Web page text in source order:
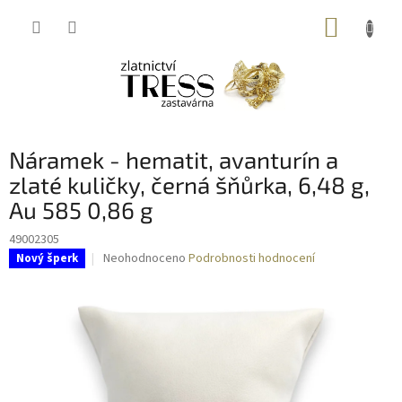
Náramek - hematit, avanturín a
zlaté kuličky, černá šňůrka, 6,48 g,
Au 585 0,86 g
49002305
Nový šperk
Průměrné
je
0,0
hvězdiček.
Neohodnoceno Podrobnosti hodnocení